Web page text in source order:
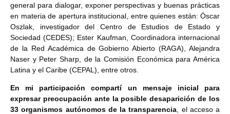
general para dialogar, exponer perspectivas y buenas prácticas
en materia de apertura institucional, entre quienes están: Óscar
Oszlak, investigador del Centro de Estudios de Estado y
Sociedad (CEDES); Ester Kaufman, Coordinadora internacional
de la Red Académica de Gobierno Abierto (RAGA), Alejandra
Naser y Peter Sharp, de la Comisión Económica para América
Latina y el Caribe (CEPAL), entre otros.
En mi participación compartí un mensaje inicial para
expresar preocupación ante la posible desaparición de los
33 organismos autónomos de la transparencia , el acceso a